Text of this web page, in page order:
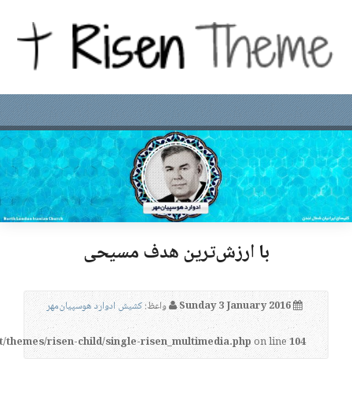
با ارزش‌ترین هدف مسیحی
Sunday 3 January 2016 واعظ:کشیش ادوارد هوسپیان‌مهر
risen-child/single-risen_multimedia.phpon line104